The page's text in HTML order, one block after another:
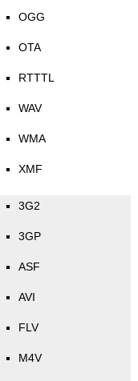
OGG
OTA
RTTTL
WAV
WMA
XMF
3G2
3GP
ASF
AVI
FLV
M4V